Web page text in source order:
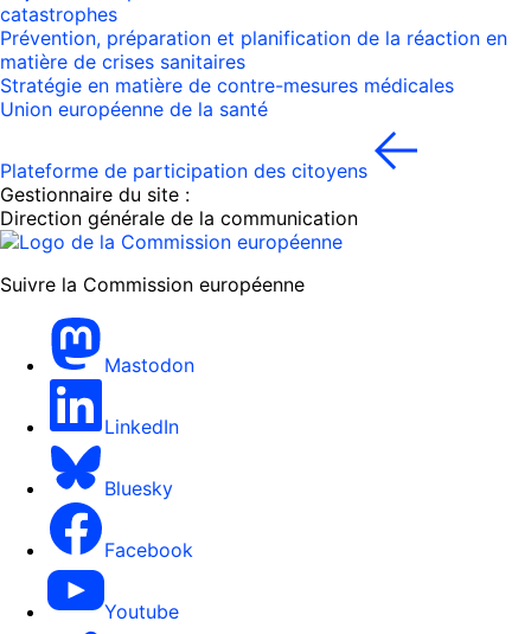
catastrophes
Prévention, préparation et planification de la réaction en
matière de crises sanitaires
Stratégie en matière de contre-mesures médicales
Union européenne de la santé
Plateforme de participation des citoyens
Gestionnaire du site :
Direction générale de la communication
Suivre la Commission européenne
Mastodon
LinkedIn
Bluesky
Facebook
Youtube